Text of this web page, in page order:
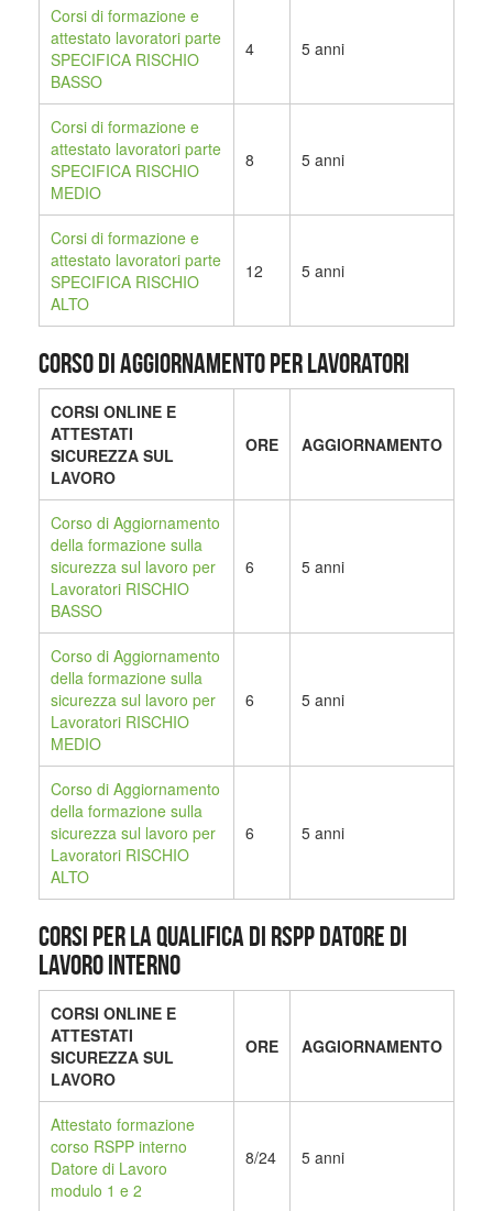
Corsi di formazione e
attestato lavoratori parte
SPECIFICA RISCHIO
BASSO
4 5 anni
Corsi di formazione e
attestato lavoratori parte
SPECIFICA RISCHIO
MEDIO
8 5 anni
Corsi di formazione e
attestato lavoratori parte
SPECIFICA RISCHIO
ALTO
12 5 anni
CORSO DI AGGIORNAMENTO PER LAVORATORI
CORSI ONLINE E
ATTESTATI
SICUREZZA SUL
LAVORO
ORE AGGIORNAMENTO
Corso di Aggiornamento
della formazione sulla
sicurezza sul lavoro per
Lavoratori RISCHIO
BASSO
6 5 anni
Corso di Aggiornamento
della formazione sulla
sicurezza sul lavoro per
Lavoratori RISCHIO
MEDIO
6 5 anni
Corso di Aggiornamento
della formazione sulla
sicurezza sul lavoro per
Lavoratori RISCHIO
ALTO
6 5 anni
CORSI PER LA QUALIFICA DI RSPP DATORE DI
LAVORO INTERNO
CORSI ONLINE E
ATTESTATI
SICUREZZA SUL
LAVORO
ORE AGGIORNAMENTO
Attestato formazione
corso RSPP interno
Datore di Lavoro
modulo 1 e 2
8/24 5 anni